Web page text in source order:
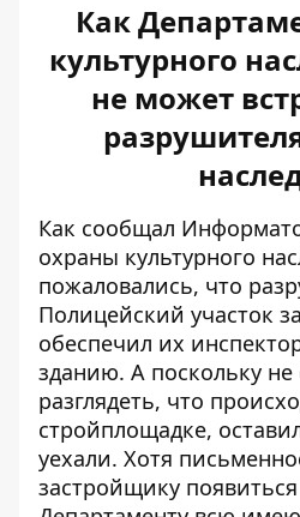
Как
культурного
не может
Как сообщал
охраны культурного
пожаловались, что
Полицейский участок
обеспечил их
зданию. А поскольку не
разглядеть, что
стройплощадке,
уехали. Хотя
застройщику